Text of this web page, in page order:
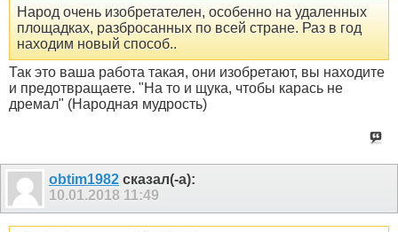
Народ очень изобретателен, особенно на удаленных
площадках, разбросанных по всей стране. Раз в год
находим новый способ..
Так это ваша работа такая, они изобретают, вы находите
и предотвращаете. "На то и щука, чтобы карась не
дремал" (Народная мудрость)
obtim1982 сказал(-а):
10.01.2018 11:49